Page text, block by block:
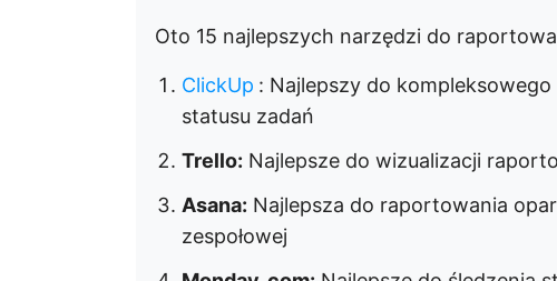
Oto 15 najlepszych narzędzi do
ClickUp : Najlepszy do
statusu zadań
Trello: Najlepsze do wizualizacji
Asana: Najlepsza do raportowania
zespołowej